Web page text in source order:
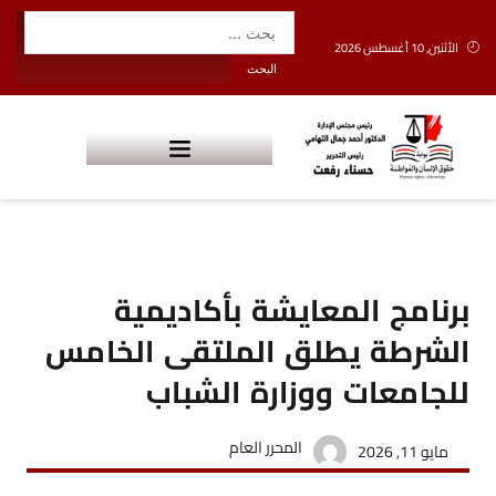
الأثنين, 10 أغسطس 2026
برنامج المعايشة بأكاديمية
الشرطة يطلق الملتقى الخامس
للجامعات ووزارة الشباب
مايو 11, 2026 المحرر العام